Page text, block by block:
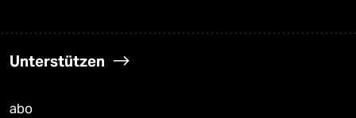
Unterstützen
abo